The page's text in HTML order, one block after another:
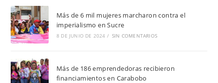
Más de 6 mil mujeres marcharon contra el
imperialismo en Sucre
8 DE JUNIO DE 2024 / SIN COMENTARIOS
Más de 186 emprendedoras recibieron
financiamientos en Carabobo